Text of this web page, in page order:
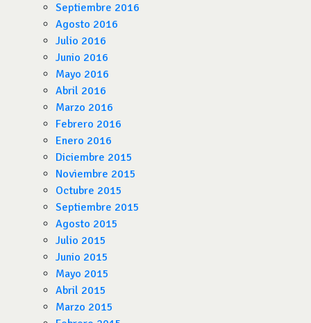
Septiembre 2016
Agosto 2016
Julio 2016
Junio 2016
Mayo 2016
Abril 2016
Marzo 2016
Febrero 2016
Enero 2016
Diciembre 2015
Noviembre 2015
Octubre 2015
Septiembre 2015
Agosto 2015
Julio 2015
Junio 2015
Mayo 2015
Abril 2015
Marzo 2015